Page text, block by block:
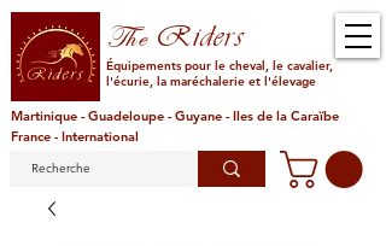
TheRiders
Équipements pour le cheval, le cavalier,
l'écurie, la maréchalerie et l'élevage
Martinique - Guadeloupe - Guyane - Iles de la Caraïbe
France - International